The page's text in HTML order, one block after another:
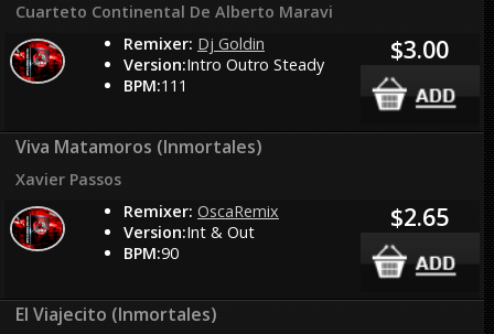
Cuarteto Continental De Alberto Maravi
Remixer: Dj Goldin
Version:Intro Outro Steady
BPM:111
$3.00
Viva Matamoros (Inmortales)
Xavier Passos
Remixer: OscaRemix
Version:Int & Out
BPM:90
$2.65
El Viajecito (Inmortales)